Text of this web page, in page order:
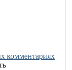
комментариях